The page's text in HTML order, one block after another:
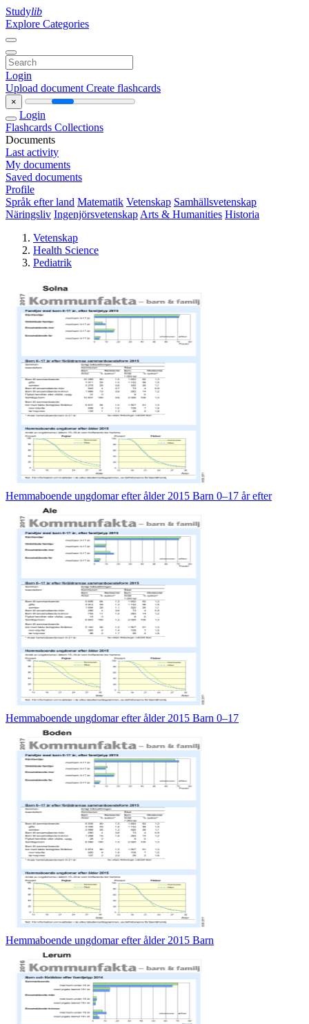
Studylib
Explore Categories
Login
Upload document Create flashcards
×
Login
Flashcards Collections
Documents
Last activity
My documents
Saved documents
Profile
Språk efter land Matematik Vetenskap Samhällsvetenskap
Näringsliv Ingenjörsvetenskap Arts & Humanities Historia
Vetenskap
Health Science
Pediatrik
Hemmaboende ungdomar efter ålder 2015 Barn 0–17 år efter
Hemmaboende ungdomar efter ålder 2015 Barn 0–17
Hemmaboende ungdomar efter ålder 2015 Barn